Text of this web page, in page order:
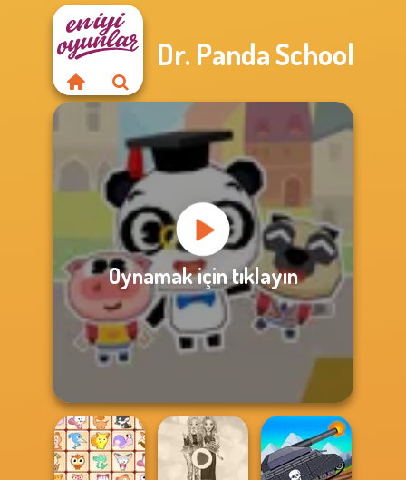
Dr. Panda School
Oynamak için tıklayın